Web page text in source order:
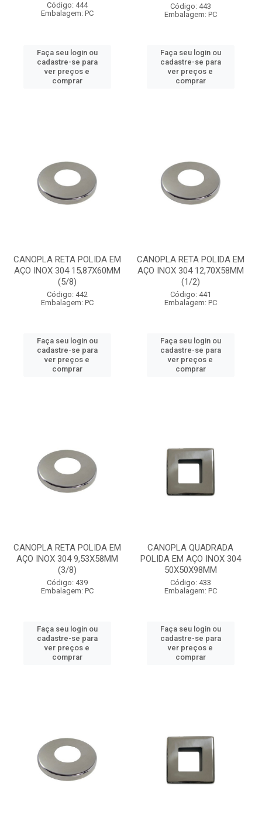
Código: 444
Embalagem: PC
Faça seu login ou
cadastre-se para
ver preços e
comprar
Código: 443
Embalagem: PC
Faça seu login ou
cadastre-se para
ver preços e
comprar
CANOPLA RETA POLIDA EM
AÇO INOX 304 15,87X60MM
(5/8)
Código: 442
Embalagem: PC
Faça seu login ou
cadastre-se para
ver preços e
comprar
CANOPLA RETA POLIDA EM
AÇO INOX 304 12,70X58MM
(1/2)
Código: 441
Embalagem: PC
Faça seu login ou
cadastre-se para
ver preços e
comprar
CANOPLA RETA POLIDA EM
AÇO INOX 304 9,53X58MM
(3/8)
Código: 439
Embalagem: PC
Faça seu login ou
cadastre-se para
ver preços e
comprar
CANOPLA QUADRADA
POLIDA EM AÇO INOX 304
50X50X98MM
Código: 433
Embalagem: PC
Faça seu login ou
cadastre-se para
ver preços e
comprar